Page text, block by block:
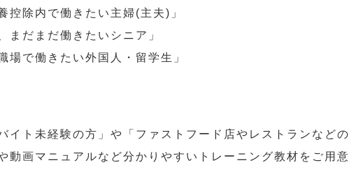
控除内で働きたい主婦(主夫)」
まだまだ働きたいシニア」
場で働きたい外国人・留学生」
イト未経験の方」や「ファストフード店やレストランなど
動画マニュアルなど分かりやすいトレーニング教材をご用